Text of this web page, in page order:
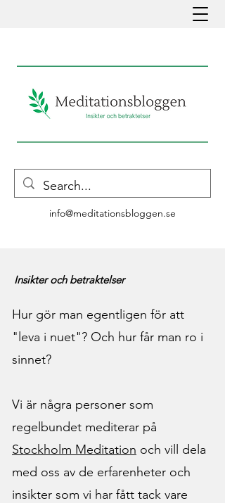
info@meditationsbloggen.se
Insikter och betraktelser
Hur gör man egentligen för att
"leva i nuet"? Och hur får man ro i
sinnet?
Vi är några personer som
regelbundet mediterar på
Stockholm Meditation och vill dela
med oss av de erfarenheter och
insikter som vi har fått tack vare